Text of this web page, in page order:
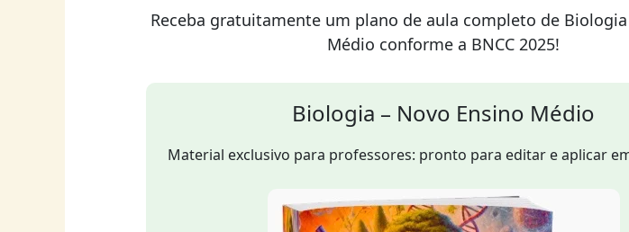
Receba gratuitamente um plano de aula completo de
Médio conforme a BNCC 2025!
Biologia – Novo Ensino Médio
Material exclusivo para professores: pronto para editar e aplicar